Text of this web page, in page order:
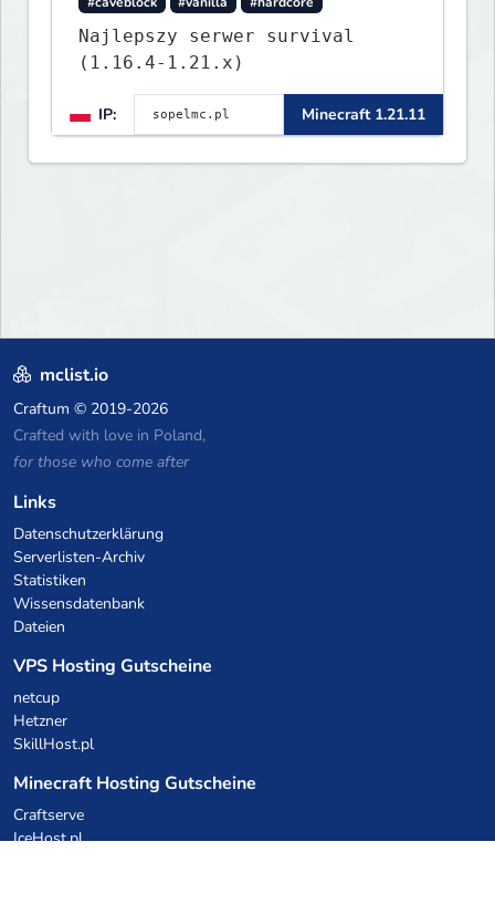
Najlepszy serwer survival
(1.16.4-1.21.x)
IP: Minecraft 1.21.11
mclist.io
Craftum © 2019-2026
Crafted with love in Poland,
for those who come after
Links
Datenschutzerklärung
Serverlisten-Archiv
Statistiken
Wissensdatenbank
Dateien
VPS Hosting Gutscheine
netcup
Hetzner
SkillHost.pl
Minecraft Hosting Gutscheine
Craftserve
IceHost.pl